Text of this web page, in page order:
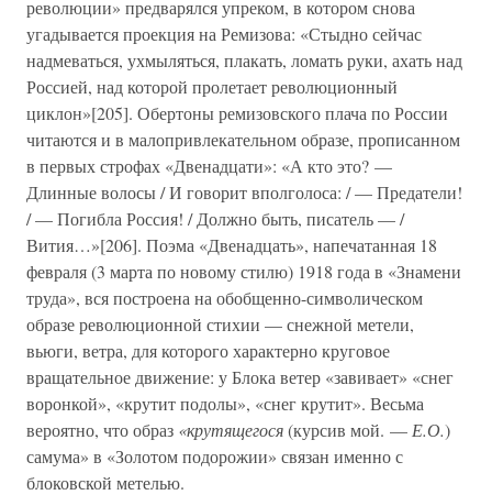
революции» предварялся упреком, в котором снова
угадывается проекция на Ремизова: «Стыдно сейчас
надмеваться, ухмыляться, плакать, ломать руки, ахать над
Россией, над которой пролетает революционный
циклон»[205]. Обертоны ремизовского плача по России
читаются и в малопривлекательном образе, прописанном
в первых строфах «Двенадцати»: «А кто это? —
Длинные волосы / И говорит вполголоса: / — Предатели!
/ — Погибла Россия! / Должно быть, писатель — /
Вития…»[206]. Поэма «Двенадцать», напечатанная 18
февраля (3 марта по новому стилю) 1918 года в «Знамени
труда», вся построена на обобщенно-символическом
образе революционной стихии — снежной метели,
вьюги, ветра, для которого характерно круговое
вращательное движение: у Блока ветер «завивает» «снег
воронкой», «крутит подолы», «снег крутит». Весьма
вероятно, что образ «крутящегося(курсив мой. — Е.О.)
самума» в «Золотом подорожии» связан именно с
блоковской метелью.